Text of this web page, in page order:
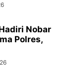
Nobar
Polres,